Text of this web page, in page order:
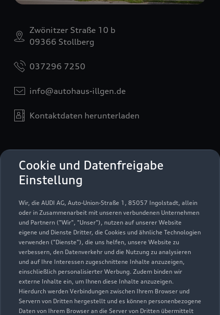
Cookie und Datenfreigabe
Einstellung
Wir, die AUDI AG, Auto-Union-Straße 1, 85057 Ingolstadt, allein
oder in Zusammenarbeit mit unseren verbundenen Unternehmen
und Partnern ("Wir", "Unser"), nutzen auf unserer Website
eigene und Dienste Dritter, die Cookies und ähnliche Technologien
verwenden ("Dienste"), die uns helfen, unsere Website zu
verbessern, den Datenverkehr und die Nutzung zu analysieren
und auf Ihre Interessen zugeschnittene Inhalte anzuzeigen,
einschließlich personalisierter Werbung. Zudem binden wir
externe Inhalte ein, um Ihnen diese Inhalte anzuzeigen.
Hierdurch werden Verbindungen zwischen Ihrem Browser und
Servern von Dritten hergestellt und es können personenbezogene
Daten von Ihrem Browser an die Server von Dritten übermittelt
Zwönitzer Straße 10 b
09366 Stollberg
037296 7250
info@autohaus-illgen.de
Kontaktdaten herunterladen
Öffnungszeiten
Geschlossen ,öffnet am Montag 09:00
Service
Geschlossen,öffnet am Montag 07:00